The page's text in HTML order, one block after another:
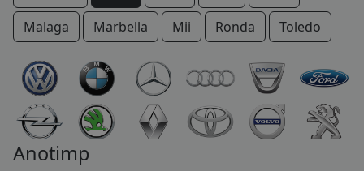
CONT
CONTACT
Malaga
Marbella Mii Ronda Toledo
Anotimp